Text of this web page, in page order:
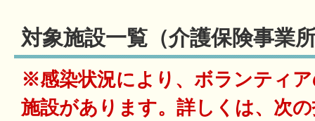
対象施設一覧（介護保険事業
※感染状況により、ボランティ
施設があります。詳しくは、次